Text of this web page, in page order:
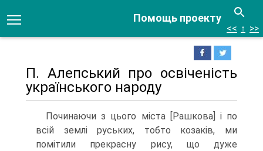
Помощь проекту
<< ↑ >>
П. Алепський про освіченість
українського народу
Починаючи з цього міста [Рашкова] і по
всій землі руських, тобто козаків, ми
помітили прекрасну рису, що дуже